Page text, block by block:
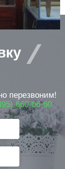
перезвоним!
660-06-60